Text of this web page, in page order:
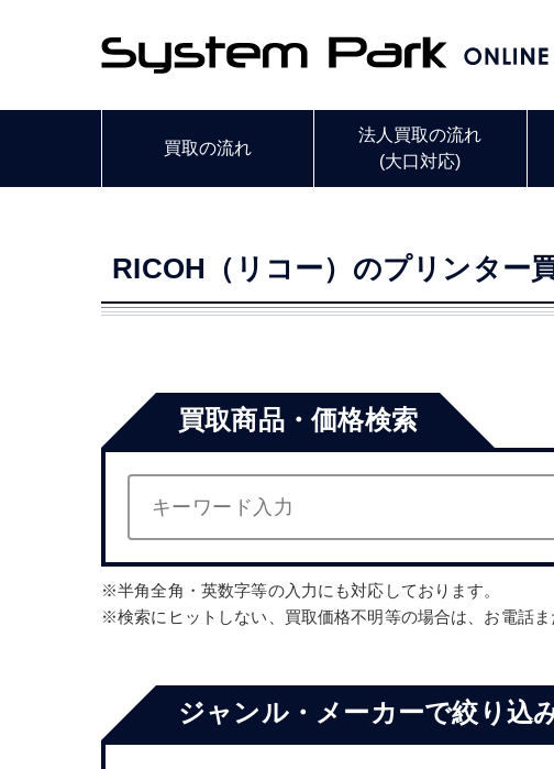
買取の流れ
法人買取の流れ
(大口対応)
RICOH（リコー）のプリンター
買取商品・価格検索
半角全角・英数字等の入力にも対応しております。
検索にヒットしない、買取価格不明等の場合は、お電話
ジャンル・メーカーで絞り込